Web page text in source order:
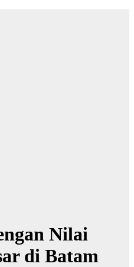
Nilai
di Batam